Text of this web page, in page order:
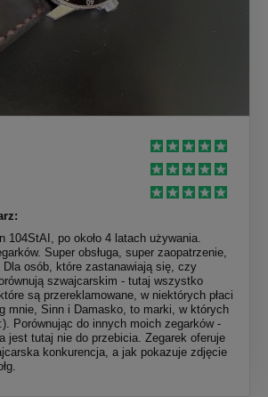
104StAI, po około 4 latach używania.
Super obsługa, super zaopatrzenie,
osób, które zastanawiają się, czy
szwajcarskim - tutaj wszystko
są przereklamowane, w niektórych płaci
mnie, Sinn i Damasko, to marki, w których
Porównując do innych moich zegarków -
jest tutaj nie do przebicia. Zegarek oferuje
konkurencja, a jak pokazuje zdjęcie